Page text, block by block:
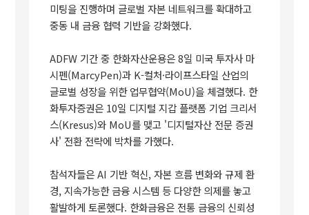
미팅을 진행하며 글로벌 자본 네트워크를 확대하고
중동 내 금융 협력 기반을 강화했다.
ADFW 기간 중 한화자산운용은 8일 미국 투자사 마
시펜(MarcyPen)과 K-컬처·라이프스타일 산업의
글로벌 성장을 위한 업무협약(MoU)을 체결했다. 한
화투자증권은 10일 디지털 지갑 플랫폼 기업 크리서
스(Kresus)와 MoU를 맺고 '디지털자산 전문 증권
사' 전환 전략에 박차를 가했다.
참석자들은 AI 기반 혁신, 자본 흐름 변화와 규제 환
경, 지속가능한 금융 시스템 등 다양한 의제를 놓고
활발하게 토론했다. 한화금융은 전통 금융의 신뢰성